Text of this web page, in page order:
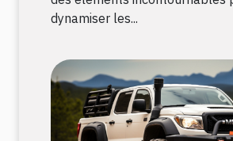
dynamiser les...